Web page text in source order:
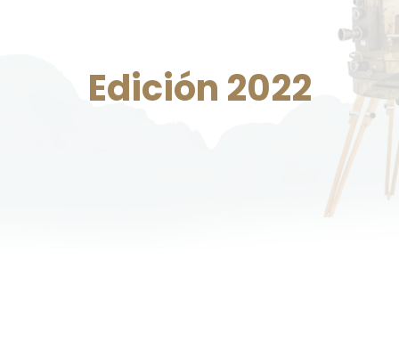
Edición 2022